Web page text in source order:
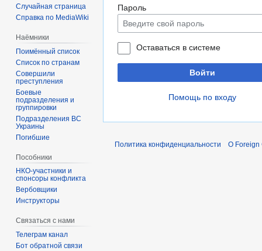
Пароль
Оставаться в системе
Войти
Помощь по входу
Случайная страница
Справка по MediaWiki
Наёмники
Поимённый список
Список по странам
Совершили
преступления
Боевые
подразделения и
группировки
Подразделения ВС
Украины
Погибшие
Пособники
спонсоры конфликта
‏‎Вербовщики
Инструкторы
Связаться с нами
Телеграм канал
Бот обратной связи
Политика конфиденциальности О Foreign